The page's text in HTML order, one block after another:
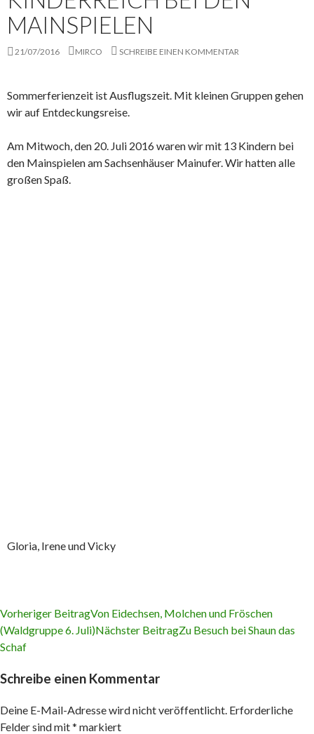
MAINSPIELEN
21/07/2016 MIRCO SCHREIBE EINEN KOMMENTAR
Sommerferienzeit ist Ausflugszeit. Mit kleinen Gruppen gehen
wir auf Entdeckungsreise.
Am Mitwoch, den 20. Juli 2016 waren wir mit 13 Kindern bei
den Mainspielen am Sachsenhäuser Mainufer. Wir hatten alle
großen Spaß.
Gloria, Irene und Vicky
Beitrags-
Vorheriger BeitragVon Eidechsen, Molchen und Fröschen
(Waldgruppe 6. Juli)Nächster BeitragZu Besuch bei Shaun das
Schaf
Schreibe einen Kommentar
Deine E-Mail-Adresse wird nicht veröffentlicht. Erforderliche
Felder sind mit* markiert